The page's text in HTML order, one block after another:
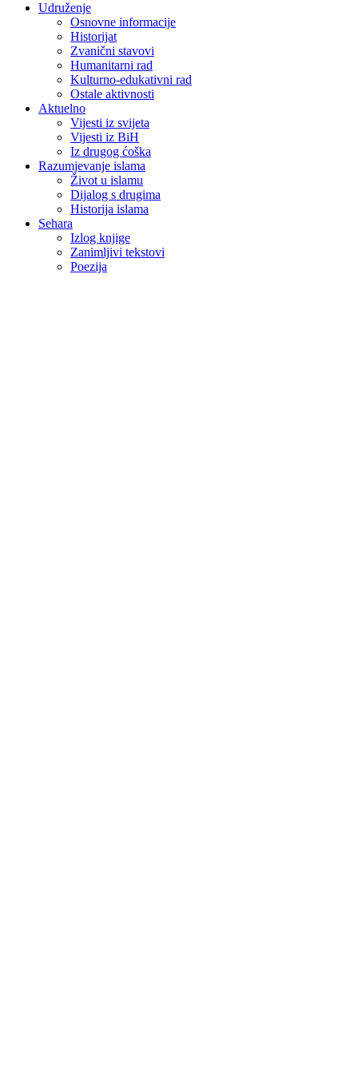
Udruženje
Osnovne informacije
Historijat
Zvanični stavovi
Humanitarni rad
Kulturno-edukativni rad
Ostale aktivnosti
Aktuelno
Vijesti iz svijeta
Vijesti iz BiH
Iz drugog ćoška
Razumjevanje islama
Život u islamu
Dijalog s drugima
Historija islama
Sehara
Izlog knjige
Zanimljivi tekstovi
Poezija